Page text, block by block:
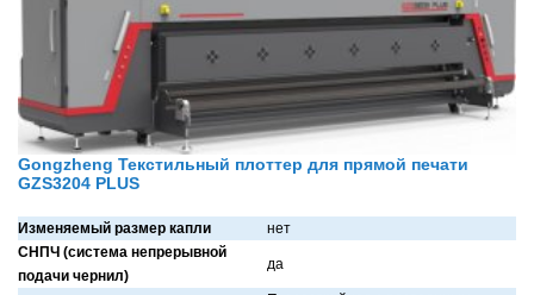
Gongzheng Текстильный плоттер для прямой печати
GZS3204 PLUS
Изменяемый размер капли
нет
СНПЧ (система непрерывной
подачи чернил)
дa